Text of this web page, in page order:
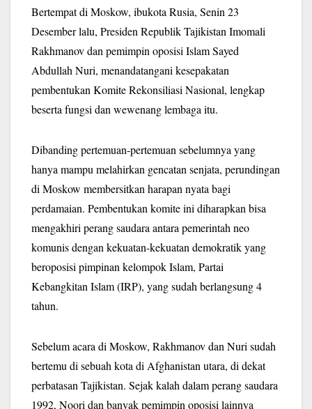
Bertempat di Moskow, ibukota Rusia, Senin 23
Desember lalu, Presiden Republik Tajikistan Imomali
Rakhmanov dan pemimpin oposisi Islam Sayed
Abdullah Nuri, menandatangani kesepakatan
pembentukan Komite Rekonsiliasi Nasional, lengkap
beserta fungsi dan wewenang lembaga itu.
Dibanding pertemuan-pertemuan sebelumnya yang
hanya mampu melahirkan gencatan senjata, perundingan
di Moskow membersitkan harapan nyata bagi
perdamaian. Pembentukan komite ini diharapkan bisa
mengakhiri perang saudara antara pemerintah neo
komunis dengan kekuatan-kekuatan demokratik yang
beroposisi pimpinan kelompok Islam, Partai
Kebangkitan Islam (IRP), yang sudah berlangsung 4
tahun.
Sebelum acara di Moskow, Rakhmanov dan Nuri sudah
bertemu di sebuah kota di Afghanistan utara, di dekat
perbatasan Tajikistan. Sejak kalah dalam perang saudara
1992, Noori dan banyak pemimpin oposisi lainnya